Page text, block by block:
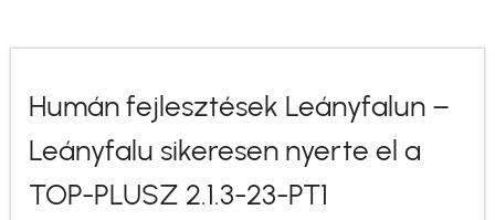
Humán fejlesztések Leányfalun –
Leányfalu sikeresen nyerte el a
TOP-PLUSZ 2.1.3-23-PT1